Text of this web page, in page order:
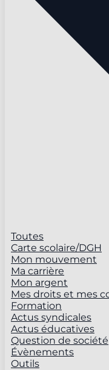
Toutes
Carte scolaire/DGH
Mon mouvement
Ma carrière
Mon argent
Mes droits et mes
Formation
Actus syndicales
Actus éducatives
Question de société
Évènements
Outils